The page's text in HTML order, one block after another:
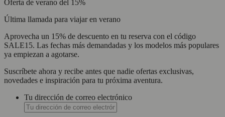
Oferta de verano del 15%
Última llamada para viajar en verano
Aprovecha un 15% de descuento en tu reserva con el código
SALE15. Las fechas más demandadas y los modelos más populares
ya empiezan a agotarse.
Suscríbete ahora y recibe antes que nadie ofertas exclusivas,
novedades e inspiración para tu próxima aventura.
Tu dirección de correo electrónico